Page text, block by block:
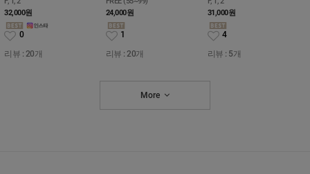
32,000원
0
리뷰 : 20개
24,000원
1
리뷰 : 20개
31,000원
4
리뷰 : 5개
More